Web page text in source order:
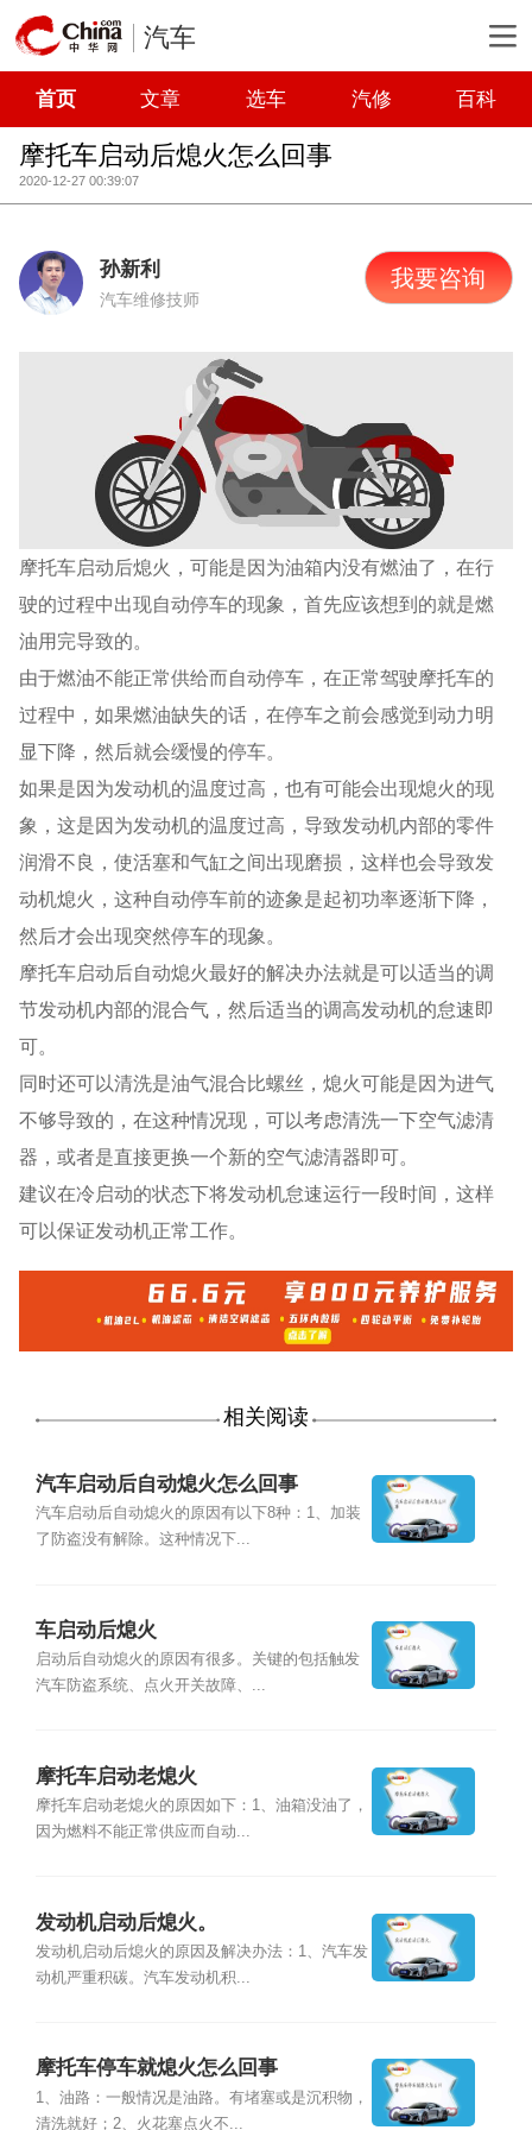
汽车
首页 文章 选车 汽修 百科
摩托车启动后熄火怎么回事
2020-12-27 00:39:07
孙新利
汽车维修技师
我要咨询
摩托车启动后熄火，可能是因为油箱内没有燃油了，在行
驶的过程中出现自动停车的现象，首先应该想到的就是燃
油用完导致的。
由于燃油不能正常供给而自动停车，在正常驾驶摩托车的
过程中，如果燃油缺失的话，在停车之前会感觉到动力明
显下降，然后就会缓慢的停车。
如果是因为发动机的温度过高，也有可能会出现熄火的现
象，这是因为发动机的温度过高，导致发动机内部的零件
润滑不良，使活塞和气缸之间出现磨损，这样也会导致发
动机熄火，这种自动停车前的迹象是起初功率逐渐下降，
然后才会出现突然停车的现象。
摩托车启动后自动熄火最好的解决办法就是可以适当的调
节发动机内部的混合气，然后适当的调高发动机的怠速即
可。
同时还可以清洗是油气混合比螺丝，熄火可能是因为进气
不够导致的，在这种情况现，可以考虑清洗一下空气滤清
器，或者是直接更换一个新的空气滤清器即可。
建议在冷启动的状态下将发动机怠速运行一段时间，这样
可以保证发动机正常工作。
相关阅读
汽车启动后自动熄火怎么回事
汽车启动后自动熄火的原因有以下8种：1、加装
了防盗没有解除。这种情况下...
车启动后熄火
启动后自动熄火的原因有很多。关键的包括触发
汽车防盗系统、点火开关故障、...
摩托车启动老熄火
摩托车启动老熄火的原因如下：1、油箱没油了，
因为燃料不能正常供应而自动...
发动机启动后熄火。
发动机启动后熄火的原因及解决办法：1、汽车发
动机严重积碳。汽车发动机积...
摩托车停车就熄火怎么回事
1、油路：一般情况是油路。有堵塞或是沉积物，
清洗就好；2、火花塞点火不...